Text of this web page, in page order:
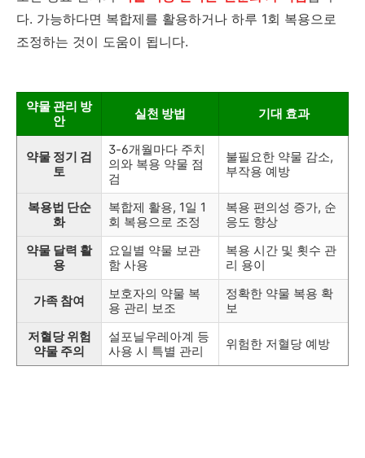
다. 가능하다면 복합제를 활용하거나 하루 1회 복용으로
조정하는 것이 도움이 됩니다.
약물 관리 방
안
실천 방법 기대 효과
약물 정기 검
토
3-6개월마다 주치
의와 복용 약물 점
검
불필요한 약물 감소,
부작용 예방
복용법 단순
화
복합제 활용, 1일 1
회 복용으로 조정
복용 편의성 증가, 순
응도 향상
약물 달력 활
용
요일별 약물 보관
함 사용
복용 시간 및 횟수 관
리 용이
가족 참여
보호자의 약물 복
용 관리 보조
정확한 약물 복용 확
보
저혈당 위험
약물 주의
설포닐우레아계 등
사용 시 특별 관리
위험한 저혈당 예방